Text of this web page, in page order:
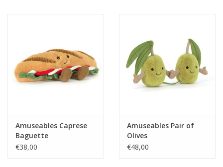
Amuseables Caprese
Baguette
€38,00
Amuseables Pair of
Olives
€48,00